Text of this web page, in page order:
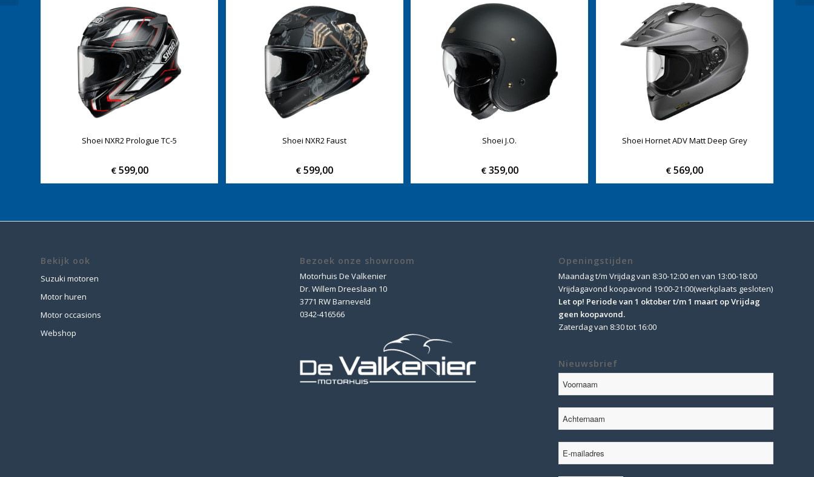
Shoei NXR2 Prologue TC-5
€599,00
Shoei NXR2 Faust
€ 599,00
Shoei J.O.
€359,00
Shoei Hornet ADV Matt Deep Grey
€ 569,00
Bekijk ook
Suzuki motoren
Motor huren
Motor occasions
Webshop
Bezoek onze showroom
Motorhuis De Valkenier
Dr. Willem Dreeslaan 10
3771 RW Barneveld
0342-416566
Openingstijden
Maandag t/m Vrijdag van 8:30-12:00 en van 13:00-18:00
Vrijdagavond koopavond 19:00-21:00(werkplaats gesloten)
Let op! Periode van 1 oktober t/m 1 maart op Vrijdag
geen koopavond.
Zaterdag van 8:30 tot 16:00
Nieuwsbrief